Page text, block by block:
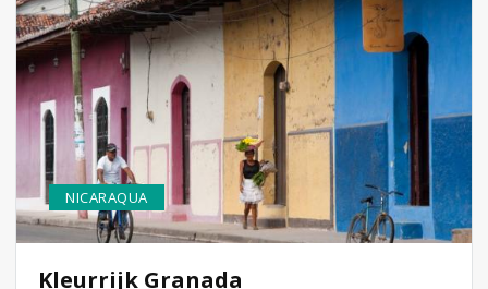
Kleurrijk Granada
NICARAQUA